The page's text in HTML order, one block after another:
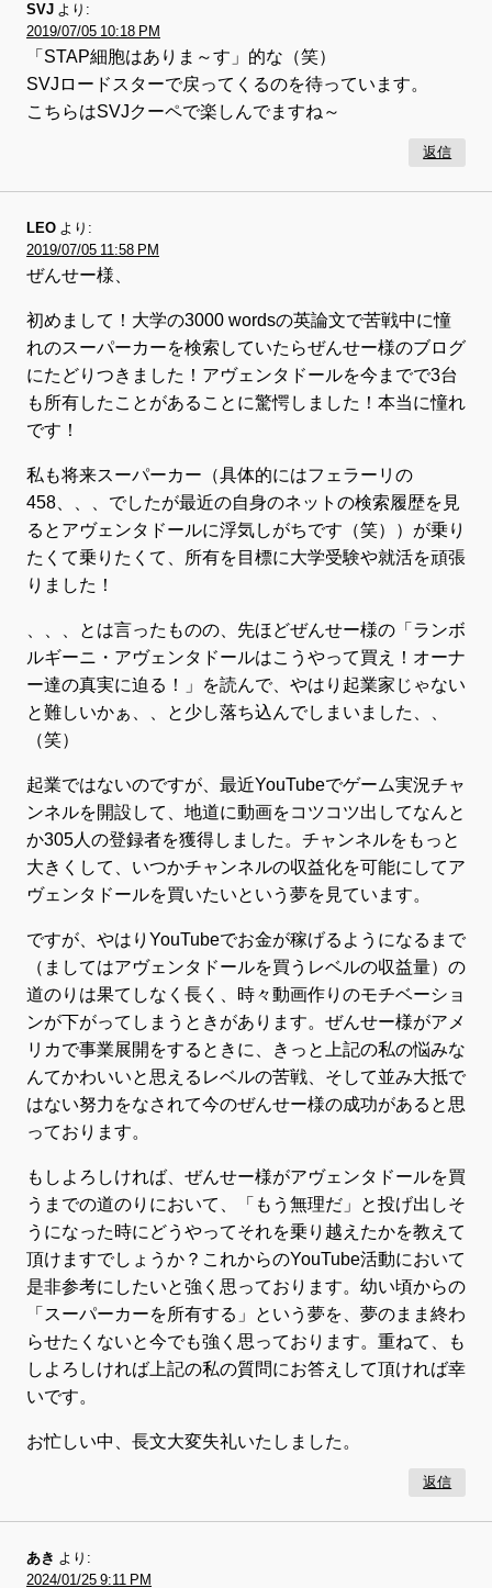
SVJ より:
2019/07/05 10:18 PM
「STAP細胞はありま～す」的な（笑）
SVJロードスターで戻ってくるのを待っています。
こちらはSVJクーペで楽しんでますね～
返信
LEO より:
2019/07/05 11:58 PM
ぜんせー様、
初めまして！大学の3000 wordsの英論文で苦戦中に憧
れのスーパーカーを検索していたらぜんせー様のブログ
にたどりつきました！アヴェンタドールを今までで3台
も所有したことがあることに驚愕しました！本当に憧れ
です！
私も将来スーパーカー（具体的にはフェラーリの
458、、、でしたが最近の自身のネットの検索履歴を見
るとアヴェンタドールに浮気しがちです（笑））が乗り
たくて乗りたくて、所有を目標に大学受験や就活を頑張
りました！
、、、とは言ったものの、先ほどぜんせー様の「ランボ
ルギーニ・アヴェンタドールはこうやって買え！オーナ
ー達の真実に迫る！」を読んで、やはり起業家じゃない
と難しいかぁ、、と少し落ち込んでしまいました、、
（笑）
起業ではないのですが、最近YouTubeでゲーム実況チャ
ンネルを開設して、地道に動画をコツコツ出してなんと
か305人の登録者を獲得しました。チャンネルをもっと
大きくして、いつかチャンネルの収益化を可能にしてア
ヴェンタドールを買いたいという夢を見ています。
ですが、やはりYouTubeでお金が稼げるようになるまで
（ましてはアヴェンタドールを買うレベルの収益量）の
道のりは果てしなく長く、時々動画作りのモチベーショ
ンが下がってしまうときがあります。ぜんせー様がアメ
リカで事業展開をするときに、きっと上記の私の悩みな
んてかわいいと思えるレベルの苦戦、そして並み大抵で
はない努力をなされて今のぜんせー様の成功があると思
っております。
もしよろしければ、ぜんせー様がアヴェンタドールを買
うまでの道のりにおいて、「もう無理だ」と投げ出しそ
うになった時にどうやってそれを乗り越えたかを教えて
頂けますでしょうか？これからのYouTube活動において
是非参考にしたいと強く思っております。幼い頃からの
「スーパーカーを所有する」という夢を、夢のまま終わ
らせたくないと今でも強く思っております。重ねて、も
しよろしければ上記の私の質問にお答えして頂ければ幸
いです。
お忙しい中、長文大変失礼いたしました。
返信
あき より:
2024/01/25 9:11 PM